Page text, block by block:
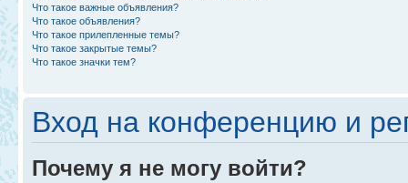
Что такое важные объявления?
Что такое объявления?
Что такое прилепленные темы?
Что такое закрытые темы?
Что такое значки тем?
Вход на конференцию и
Почему я не могу войти?